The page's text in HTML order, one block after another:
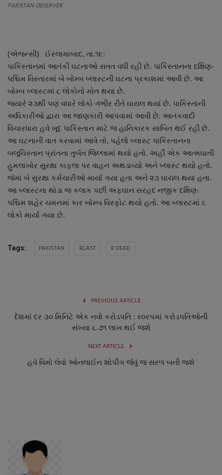
Contact
આંતરરાષ્ટ્રીય
રાષ્ટ્રીય
ગુજરાત
જુનાગઢ
Support US
બજારના સમાચાર
નાણાંકીય સમાચાર
ગુનાખોરી
સ્વાસ્થ્ય
PAKISTAN OBSERVER
(એજન્સી) ઈસ્લામાબાદ, તા.૧૯:
પાકિસ્તાનમાં આતંકી ઘટનાઓ સતત વધી રહી છે. પાકિસ્તાનના દક્ષિણ-
પશ્ચિમ વિસ્તારમાં બે બોમ્બ બ્લાસ્ટની ઘટના પ્રકાશમાં આવી છે. આ
બોમ્બ બ્લાસ્ટમાં ૮ લોકોનો મોત થયા છે.
જ્યારે ૨૩થી પણ વધારે લોકો ગંભીર રીતે ઘાયલ થયાં છે. પાકિસ્તાની
અધિકારીઓ દ્વારા આ જાણકારી આપવામાં આવી છે. આતંકવાદી
વિચારધારા હવે ખૂદ પાકિસ્તાન માટે જ હાનિકારક સાબિત થઈ રહી છે.
આ ઘટનાની વાત કરવામાં આવે તો, પહેલો બ્લાસ્ટ પાકિસ્તાનના
બલૂચિસ્તાન પ્રાંતના તુર્બત જિલ્લામાં થયો હતો. અહીં એક આત્મઘાતી
હુમલાખોર સુરક્ષા કાફલા પર વાહન અથડાવ્યો અને બ્લાસ્ટ થયો હતો.
જેમાં બે સુરક્ષા કર્મચારીઓ માર્યા ગયા હતા અને ૨૩ ઘાયલ થયા હતા.
આ બ્લાસ્ટના થોડા જ કલાક પછી અફઘાન સરહદ નજીક દક્ષિણ-
પશ્ચિમ શહેર ચમનમાં કાર બોમ્બ વિસ્ફોટ થયો હતો. આ બ્લાસ્ટમાં ૬
લોકો માર્યા ગયા છે.
Tags: PAKISTAN BLAST 8 DEAD
PREVIOUS ARTICLE
દેશમાં દર ૩૦ મિનિટે એક નવો કરોડપતિ : ર૦રપમાં કરોડપતિઓની
સંખ્યા ૮.૭૧ લાખ થઈ જશે
NEXT ARTICLE
હવે વિમો લેવો ઓનલાઈન શોપીંગ જેવું જ સરળ બની જશે